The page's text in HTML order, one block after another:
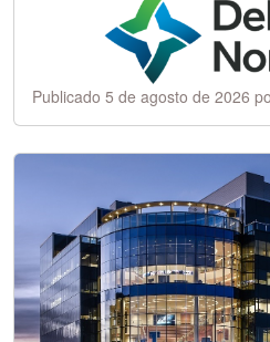
Publicado 5 de agosto de 2026